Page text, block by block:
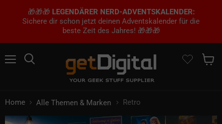
🎁🎁🎁 LEGENDÄRER NERD-ADVENTSKALENDER:
Sichere dir schon jetzt deinen Adventskalender für die
beste Zeit des Jahres! 🎁🎁🎁
Home Alle Themen & Marken Retro